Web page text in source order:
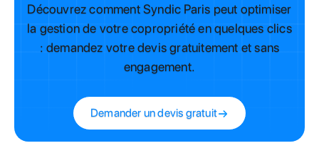
Découvrez comment Syndic Paris peut optimiser
la gestion de votre copropriété en quelques clics
: demandez votre devis gratuitement et sans
engagement.
Demander un devis gratuit